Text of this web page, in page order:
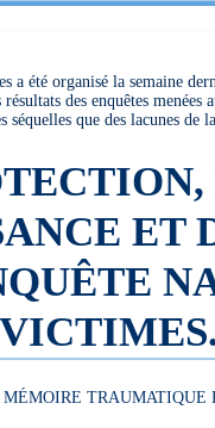
a été organisé la semaine
résultats des enquêtes
que des lacunes de
ET
MÉMOIRE